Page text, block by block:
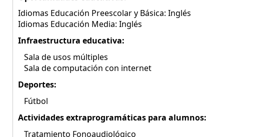
Idiomas Educación Preescolar y Básica: Inglés
Idiomas Educación Media: Inglés
Infraestructura educativa:
Sala de usos múltiples
Sala de computación con internet
Deportes:
Fútbol
Actividades extraprogramáticas para alumnos:
Tratamiento Fonoaudiológico